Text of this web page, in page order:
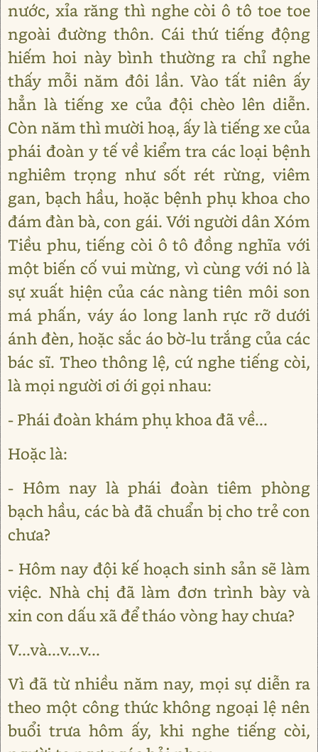
nước, xỉa răng thì nghe còi ô tô toe toe
ngoài đường thôn. Cái thứ tiếng động
hiếm hoi này bình thường ra chỉ nghe
thấy mỗi năm đôi lần. Vào tất niên ấy
hẳn là tiếng xe của đội chèo lên diễn.
Còn năm thì mười hoạ, ấy là tiếng xe của
phái đoàn y tế về kiểm tra các loại bệnh
nghiêm trọng như sốt rét rừng, viêm
gan, bạch hầu, hoặc bệnh phụ khoa cho
đám đàn bà, con gái. Với người dân Xóm
Tiều phu, tiếng còi ô tô đồng nghĩa với
một biến cố vui mừng, vì cùng với nó là
sự xuất hiện của các nàng tiên môi son
má phấn, váy áo long lanh rực rỡ dưới
ánh đèn, hoặc sắc áo bờ-lu trắng của các
bác sĩ. Theo thông lệ, cứ nghe tiếng còi,
là mọi người ơi ới gọi nhau:
- Phái đoàn khám phụ khoa đã về...
Hoặc là:
- Hôm nay là phái đoàn tiêm phòng
bạch hầu, các bà đã chuẩn bị cho trẻ con
chưa?
- Hôm nay đội kế hoạch sinh sản sẽ làm
việc. Nhà chị đã làm đơn trình bày và
xin con dấu xã để tháo vòng hay chưa?
V...và...v...v...
Vì đã từ nhiều năm nay, mọi sự diễn ra
theo một công thức không ngoại lệ nên
buổi trưa hôm ấy, khi nghe tiếng còi,